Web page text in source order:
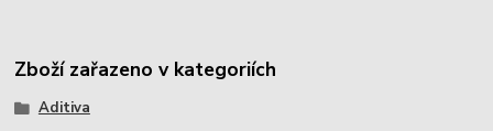
Zboží zařazeno v kategoriích
Aditiva